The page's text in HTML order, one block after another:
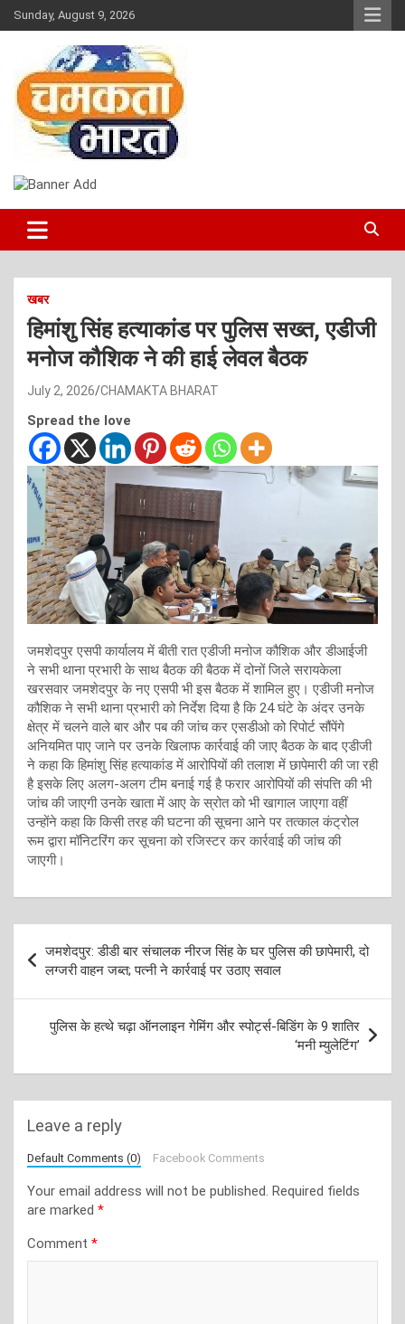
Skip
to
Sunday, August 9, 2026
CHAMAKTA BHARAT
खबर
हिमांशु सिंह हत्याकांड पर पुलिस सख्त, एडीजी
मनोज कौशिक ने की हाई लेवल बैठक
July 2, 2026 CHAMAKTA BHARAT
Spread the love
जमशेदपुर एसपी कार्यालय में बीती रात एडीजी मनोज कौशिक और डीआईजी
ने सभी थाना प्रभारी के साथ बैठक की बैठक में दोनों जिले सरायकेला
खरसवार जमशेदपुर के नए एसपी भी इस बैठक में शामिल हुए। एडीजी मनोज
कौशिक ने सभी थाना प्रभारी को निर्देश दिया है कि 24 घंटे के अंदर उनके
क्षेत्र में चलने वाले बार और पब की जांच कर एसडीओ को रिपोर्ट सौंपेंगे
अनियमित पाए जाने पर उनके खिलाफ कार्रवाई की जाए बैठक के बाद एडीजी
ने कहा कि हिमांशु सिंह हत्याकांड में आरोपियों की तलाश में छापेमारी की जा रही
है इसके लिए अलग-अलग टीम बनाई गई है फरार आरोपियों की संपत्ति की भी
जांच की जाएगी उनके खाता में आए के स्रोत को भी खागाल जाएगा वहीं
उन्होंने कहा कि किसी तरह की घटना की सूचना आने पर तत्काल कंट्रोल
रूम द्वारा मॉनिटरिंग कर सूचना को रजिस्टर कर कार्रवाई की जांच की
जाएगी।
navigation
जमशेदपुर: डीडी बार संचालक नीरज सिंह के घर पुलिस की छापेमारी, दो
लग्जरी वाहन जब्त; पत्नी ने कार्रवाई पर उठाए सवाल
पुलिस के हत्थे चढ़ा ऑनलाइन गेमिंग और स्पोर्ट्स-बिडिंग के 9 शातिर
‘मनी म्युलेटिंग’
Leave a reply
Default Comments (0) Facebook Comments
Your email address will not be published. Required fields
are marked *
Comment *